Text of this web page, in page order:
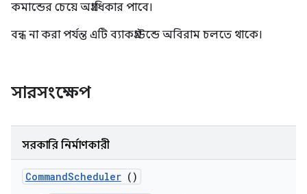
কমান্ডের চেয়ে অগ্রাধিকার পাবে।
বন্ধ না করা পর্যন্ত এটি ব্যাকগ্রাউন্ডে অবিরাম চলতে থাকে।
সারসংক্ষেপ
সরকারি নির্মাণকারী
CommandScheduler ()